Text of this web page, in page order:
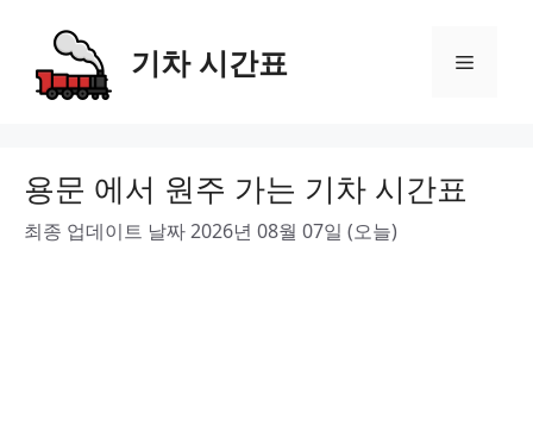
content
기차 시간표 Menu
용문 에서 원주 가는 기차 시간표
최종 업데이트 날짜 2026년 08월 07일 (오늘)